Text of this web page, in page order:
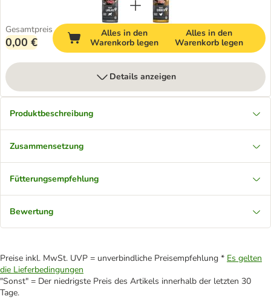
Gesamtpreis
0,00 €
Alles in den
Warenkorb legen
Alles in den
Warenkorb legen
Details anzeigen
Produktbeschreibung
Zusammensetzung
Fütterungsempfehlung
Bewertung
Preise inkl. MwSt. UVP = unverbindliche Preisempfehlung * Es gelten
die Lieferbedingungen
"Sonst" = Der niedrigste Preis des Artikels innerhalb der letzten 30
Tage.